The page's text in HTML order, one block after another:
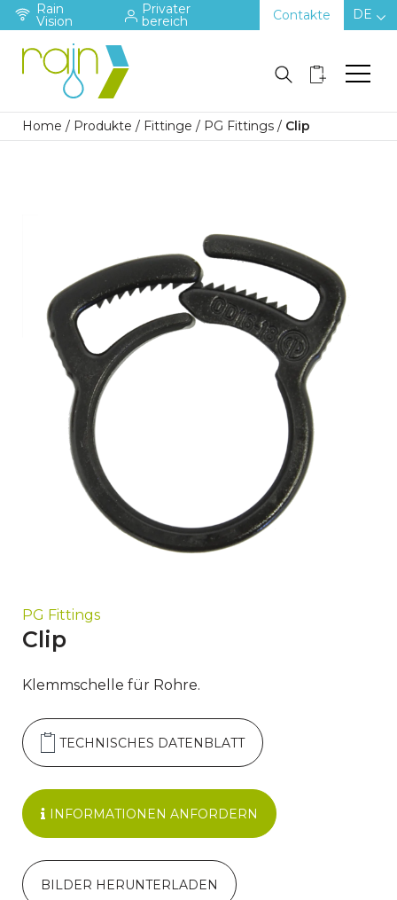
Rain
Vision
Privater
bereich Contakte DE
Home / Produkte / Fittinge / PG Fittings / Clip
PG Fittings
Clip
Klemmschelle für Rohre.
TECHNISCHES DATENBLATT
INFORMATIONEN ANFORDERN
BILDER HERUNTERLADEN